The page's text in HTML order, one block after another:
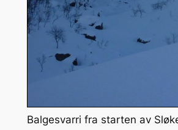
Balgesvarri fra starten av